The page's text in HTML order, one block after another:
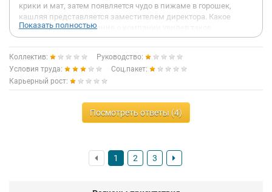
крики и мат, затем появляется чудо в пижаме в горошек,
кашляя представляется заместителем директора. Какое
можно составить мнение о компании увидев такое
начальство. Дальше Анна Григорьева (Анжелика
Шимановская) совершенно не умеет руководить
коллективом, не знает чем занимаются сотрудники, в силу
своего возраста совершенно не умеет формулировать свои
мысли и четко ставить задачи. Постоянно допускает в
общении с подчиненными личностные оскорбления,
позволяет себе распускать руки. Любимое выражение я тут
одна работаю!!!! Дальше в компании совершенно нет ни
какой мотивации сотрудников, те жалкие деньги которые
возможности. Например вы из-за пробок опоздали на работу
Показать полностью
Коллектив:
Руководство:
Условия труда:
Соц.пакет:
Карьерный рост:
Посмотреть ответы (4)
1 2 3